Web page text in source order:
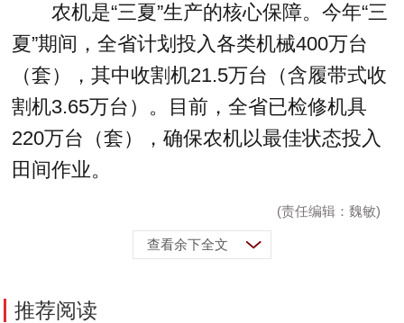
农机是“三夏”生产的核心保障。今年“三
夏”期间，全省计划投入各类机械400万台
（套），其中收割机21.5万台（含履带式收
割机3.65万台）。目前，全省已检修机具
220万台（套），确保农机以最佳状态投入
田间作业。
(责任编辑：魏敏)
查看余下全文
推荐阅读